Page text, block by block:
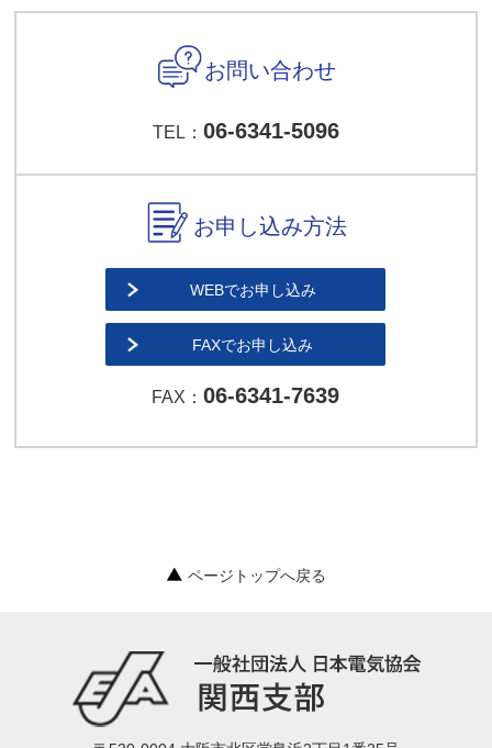
お問い合わせ
TEL： 06-6341-5096
お申し込み方法
WEBでお申し込み
FAXでお申し込み
FAX：06-6341-7639
ページトップへ戻る